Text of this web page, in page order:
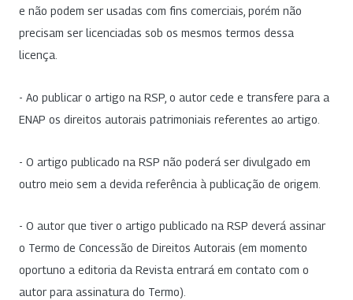
e não podem ser usadas com fins comerciais, porém não
precisam ser licenciadas sob os mesmos termos dessa
licença.
- Ao publicar o artigo na RSP, o autor cede e transfere para a
ENAP os direitos autorais patrimoniais referentes ao artigo.
- O artigo publicado na RSP não poderá ser divulgado em
outro meio sem a devida referência à publicação de origem.
- O autor que tiver o artigo publicado na RSP deverá assinar
o Termo de Concessão de Direitos Autorais (em momento
oportuno a editoria da Revista entrará em contato com o
autor para assinatura do Termo).